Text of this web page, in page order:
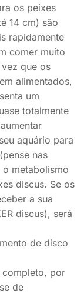
os peixes
14 cm) são
rapidamente
comer muito
que os
alimentados,
um
totalmente
aquário para
nas
o metabolismo
discus. Se os
a sua
discus), será
de disco
completo, por
de